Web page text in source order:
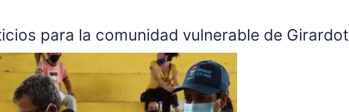
para la comunidad vulnerable de Girardot